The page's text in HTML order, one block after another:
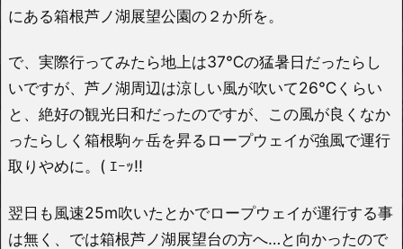
にある箱根芦ノ湖展望公園の２か所を。
で、実際行ってみたら地上は37℃の猛暑日だったらし
いですが、芦ノ湖周辺は涼しい風が吹いて26℃くらい
と、絶好の観光日和だったのですが、この風が良くなか
ったらしく箱根駒ヶ岳を昇るロープウェイが強風で運行
取りやめに。( ｴｰｯ!!
翌日も風速25m吹いたとかでロープウェイが運行する事
は無く、では箱根芦ノ湖展望台の方へ…と向かったので